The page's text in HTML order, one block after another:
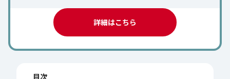
詳細はこちら
目次